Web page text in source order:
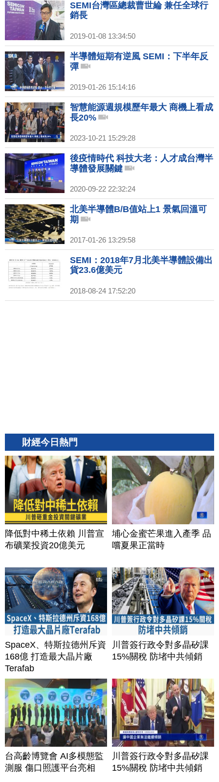
SEMI台灣區總裁曹世綸 兼任全球行
銷長
2019-01-08 13:34:50
半導體短期有逆風 SEMI：下半年反
彈
2019-01-26 15:14:16
智慧能源週規模歷年最大 商機上看成
長20%
2023-10-21 15:29:28
後疫情時代 科技大老：人才成台灣半
導體發展關鍵
2020-09-22 22:32:24
北美半導體B/B值站上1 景氣回溫可
期
2017-01-26 13:29:58
SEMI：2018年7月北美半導體設備出
貨23.6億美元
2018-08-24 17:52:20
財經今日熱門
降低對中稀土依賴 川普宣
布礦業投資20億美元
埔心金蜜芒果進入產季 品
嚐夏果正當時
SpaceX、特斯拉德州斥資
168億 打造最大晶片廠
Terafab
川普簽行政令對多晶矽課
15%關稅 防堵中共傾銷
台高齡博覽會 AI多模態監
測服 傷口照護平台亮相
川普簽行政令對多晶矽課
15%關稅 防堵中共傾銷